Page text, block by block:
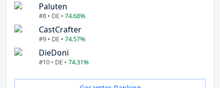
Paluten
#8 • DE • 74.68%
CastCrafter
#9 • DE • 74.57%
DieDoni
#10 • DE • 74.31%